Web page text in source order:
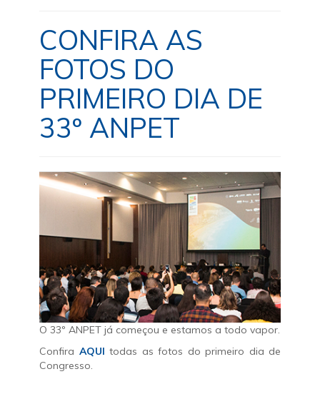
CONFIRA AS
FOTOS DO
PRIMEIRO DIA DE
33º ANPET
O 33º ANPET já começou e estamos a todo vapor.
Confira AQUI todas as fotos do primeiro dia de
Congresso.